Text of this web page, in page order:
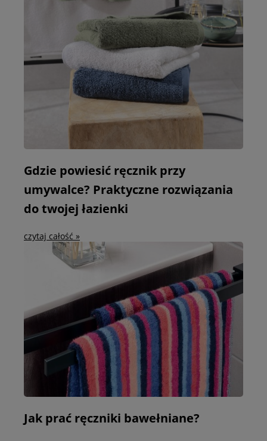
Gdzie powiesić ręcznik przy
umywalce? Praktyczne rozwiązania
do twojej łazienki
czytaj całość »
Jak prać ręczniki bawełniane?